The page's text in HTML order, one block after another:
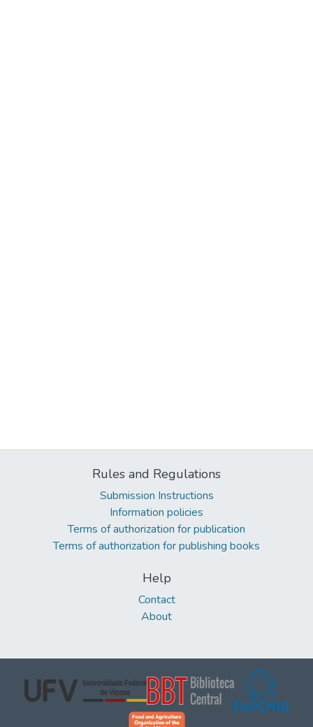
Rules and Regulations
Submission Instructions
Information policies
Terms of authorization for publication
Terms of authorization for publishing books
Help
Contact
About